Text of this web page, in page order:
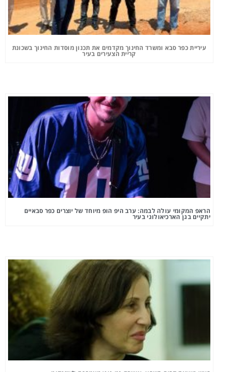
עיריית כפר סבא ומשרד החינוך מקדמים את תכנון מוסדות החינוך בשכונת
קריית הצעירים בעיר
הראפ המקומי עולה לבמה: ערב היפ הופ מיוחד של יוצרים כפר סבאיים
יתקיים בגן הארכיאולוגי בעיר